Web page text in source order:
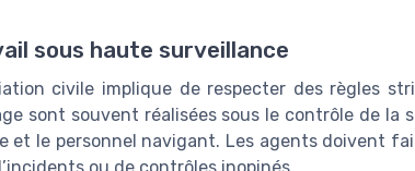
sous haute surveillance
civile implique de respecter des règles
sont souvent réalisées sous le contrôle de la
et le personnel navigant. Les agents doivent